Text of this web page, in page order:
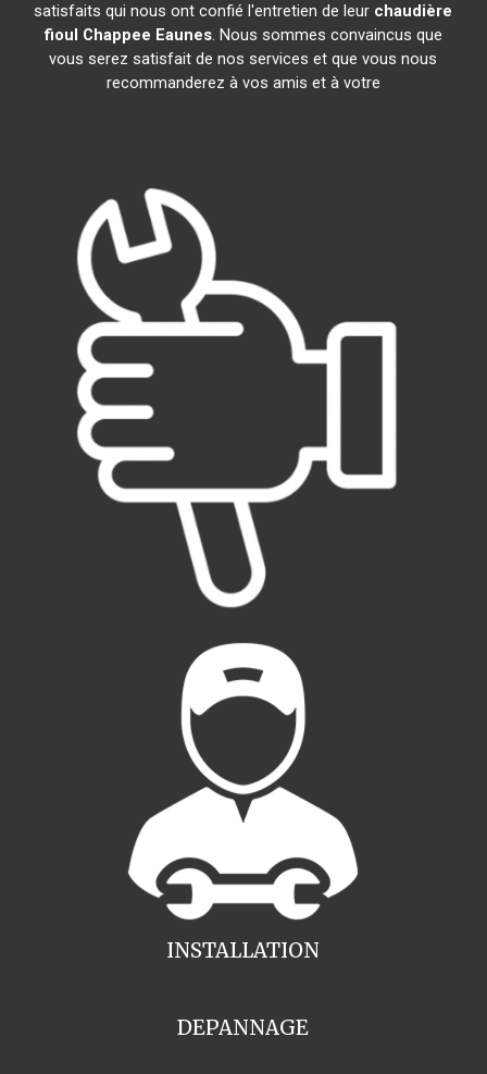
satisfaits qui nous ont confié l'entretien de leur chaudière
fioul Chappee Eaunes. Nous sommes convaincus que
vous serez satisfait de nos services et que vous nous
recommanderez à vos amis et à votre
INSTALLATION
DEPANNAGE